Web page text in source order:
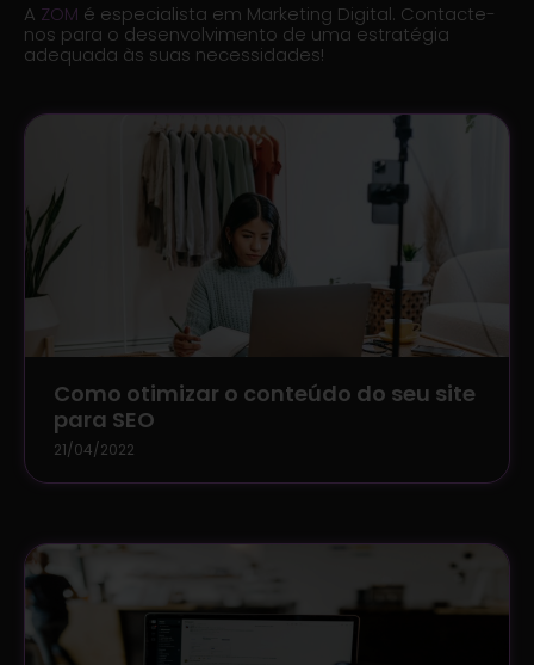
A ZOM é especialista em Marketing Digital. Contacte-
nos para o desenvolvimento de uma estratégia
adequada às suas necessidades!
Como otimizar o conteúdo do seu site
para SEO
21/04/2022